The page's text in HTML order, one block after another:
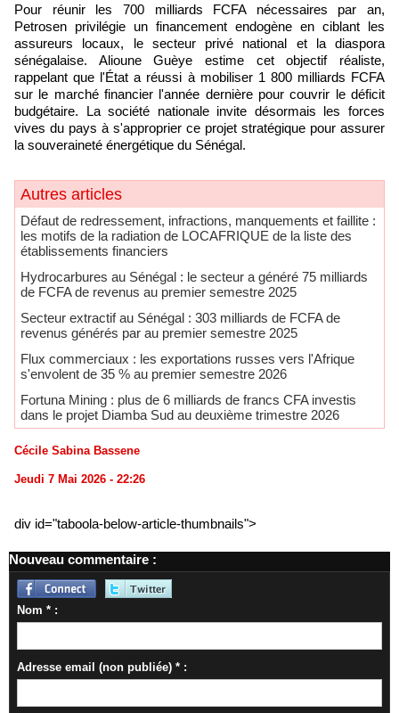
Pour réunir les 700 milliards FCFA nécessaires par an,
Petrosen privilégie un financement endogène en ciblant les
assureurs locaux, le secteur privé national et la diaspora
sénégalaise. Alioune Guèye estime cet objectif réaliste,
rappelant que l'État a réussi à mobiliser 1 800 milliards FCFA
sur le marché financier l'année dernière pour couvrir le déficit
budgétaire. La société nationale invite désormais les forces
vives du pays à s'approprier ce projet stratégique pour assurer
la souveraineté énergétique du Sénégal.
Autres articles
Défaut de redressement, infractions, manquements et faillite :
les motifs de la radiation de LOCAFRIQUE de la liste des
établissements financiers
Hydrocarbures au Sénégal : le secteur a généré 75 milliards
de FCFA de revenus au premier semestre 2025
​Secteur extractif au Sénégal : 303 milliards de FCFA de
revenus générés par au premier semestre 2025
​Flux commerciaux : les exportations russes vers l'Afrique
s'envolent de 35 % au premier semestre 2026
Fortuna Mining : plus de 6 milliards de francs CFA investis
dans le projet Diamba Sud au deuxième trimestre 2026
Cécile Sabina Bassene
Jeudi 7 Mai 2026 - 22:26
div id="taboola-below-article-thumbnails">
Nouveau commentaire :
Nom * :
Adresse email (non publiée) * :